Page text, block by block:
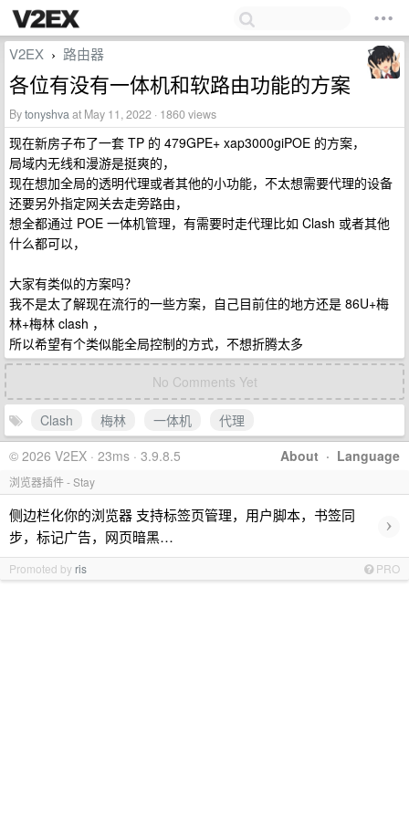
V2EX › 路由器
各位有没有一体机和软路由功能的方案
Bytonyshvaat May 11, 2022 · 1860 views
现在新房子布了一套 TP 的 479GPE+ xap3000giPOE 的方案，
局域内无线和漫游是挺爽的，
现在想加全局的透明代理或者其他的小功能，不太想需要代理的设备
还要另外指定网关去走旁路由，
想全都通过 POE 一体机管理，有需要时走代理比如 Clash 或者其他
什么都可以，
大家有类似的方案吗？
我不是太了解现在流行的一些方案，自己目前住的地方还是 86U+梅
林+梅林 clash ，
所以希望有个类似能全局控制的方式，不想折腾太多
No Comments Yet
Clash 梅林 一体机
代理
About · Language
© 2026 V2EX · 23ms · 3.9.8.5
浏览器插件 - Stay
侧边栏化你的浏览器 支持标签页管理，用户脚本，书签同
步，标记广告，网页暗黑…
›
Promoted by ris PRO